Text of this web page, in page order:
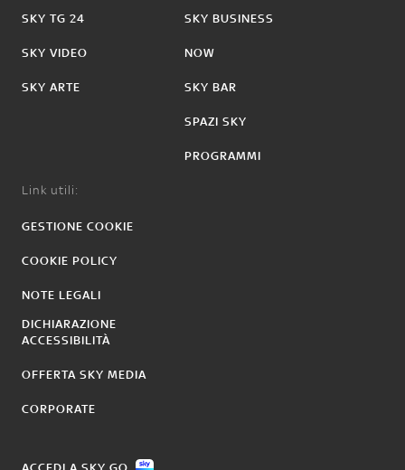
SKY TG 24
SKY VIDEO
SKY ARTE
SKY BUSINESS
NOW
SKY BAR
SPAZI SKY
PROGRAMMI
Link utili:
GESTIONE COOKIE
COOKIE POLICY
NOTE LEGALI
DICHIARAZIONE
ACCESSIBILITÀ
OFFERTA SKY MEDIA
CORPORATE